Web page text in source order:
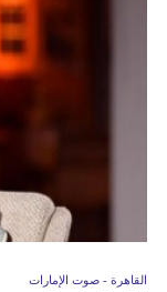
القاهرة - صوت الإمارات